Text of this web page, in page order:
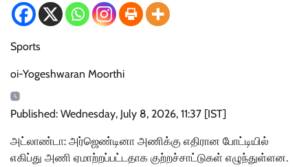
Sports
oi-Yogeshwaran Moorthi
Published: Wednesday, July 8, 2026, 11:37 [IST]
அட்லாண்டா: அர்ஜெண்டினா அணிக்கு எதிரான போட்டியில்
எகிப்து அணி ஏமாற்றப்பட்டதாக குற்றச்சாட்டுகள் எழுந்துள்ளன.